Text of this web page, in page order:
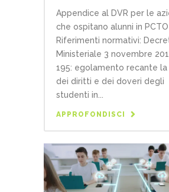
Appendice al DVR per le
che ospitano alunni in PCTO
Riferimenti normativi:
Ministeriale 3 novembre
195: egolamento recante la
dei diritti e dei doveri degli
studenti in...
APPROFONDISCI